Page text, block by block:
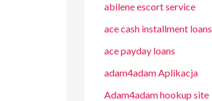
abilene escort service
ace cash installment loans
ace payday loans
adam4adam Aplikacja
Adam4adam hookup site